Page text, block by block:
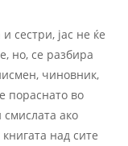
сестри, јас не ќе
но, се разбира
чиновник,
пораснато во
смислата ако
над сите